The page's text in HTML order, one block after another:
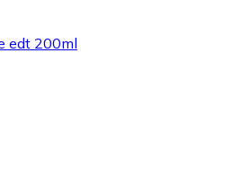
edt 200ml